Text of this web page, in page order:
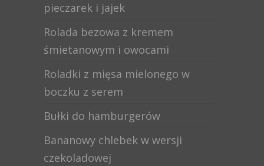
pieczarek i jajek
Rolada bezowa z kremem
śmietanowym i owocami
Roladki z mięsa mielonego w
boczku z serem
Bułki do hamburgerów
Bananowy chlebek w wersji
czekoladowej